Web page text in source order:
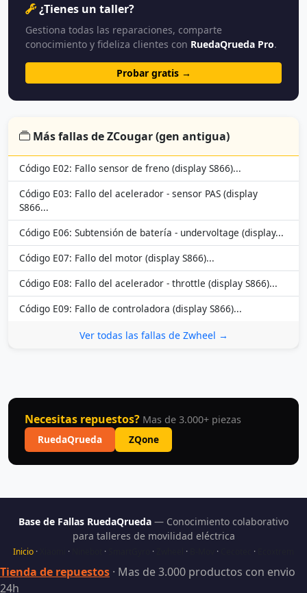
¿Tienes un taller?
Gestiona todas las reparaciones, comparte
conocimiento y fideliza clientes con RuedaQrueda Pro.
Probar gratis →
Más fallas de ZCougar (gen antigua)
Código E02: Fallo sensor de freno (display S866)...
Código E03: Fallo del acelerador - sensor PAS (display
S866...
Código E06: Subtensión de batería - undervoltage (display...
Código E07: Fallo del motor (display S866)...
Código E08: Fallo del acelerador - throttle (display S866)...
Código E09: Fallo de controladora (display S866)...
Ver todas las fallas de Zwheel →
Necesitas repuestos? Mas de 3.000+ piezas
RuedaQrueda
ZQone
Base de Fallas RuedaQrueda — Conocimiento colaborativo
para talleres de movilidad eléctrica
Inicio · · · · · · ·
Tienda de repuestos · Mas de 3.000 productos con envio
24h